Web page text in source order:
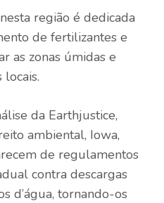
região é dedicada
de fertilizantes e
as zonas úmidas e
locais.
da Earthjustice,
ambiental, Iowa,
de regulamentos
contra descargas
d’água, tornando-os